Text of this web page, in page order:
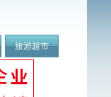
旅游超市